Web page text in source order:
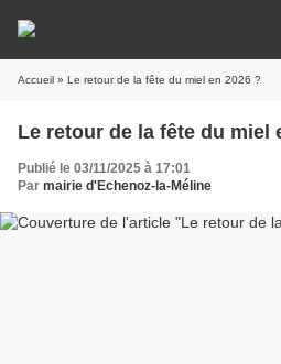
Accueil » Le retour de la fête du miel en 2026 ?
Le retour de la fête du miel
Publié le 03/11/2025 à 17:01
Par mairie d'Echenoz-la-Méline